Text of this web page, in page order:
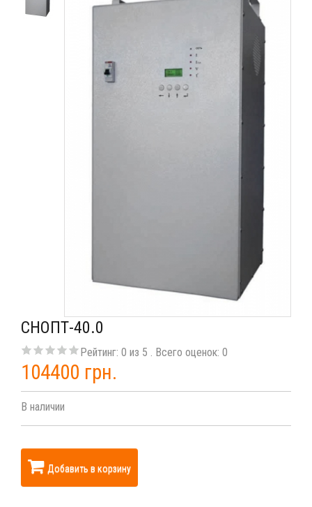
СНОПТ-40.0
Рейтинг: 0 из 5 . Всего оценок: 0
104400 грн.
В наличии
Добавить в корзину